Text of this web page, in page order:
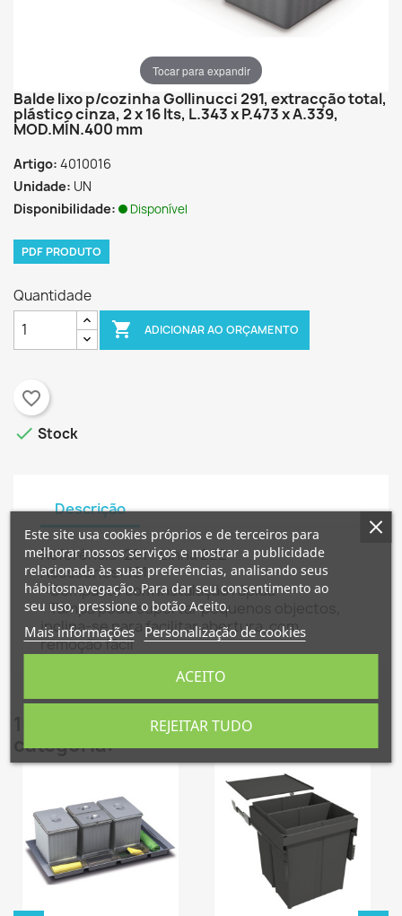
Adicionar à Lista de desejos
add_circle_outline Criar nova lista
Criar lista de desejos
Nome da lista de desejos
Criar lista de desejos
Entrar
É necessário ter sessão iniciada para guardar
produtos na sua lista de desejos.
Cancelar
Tocar para expandir
Balde lixo p/cozinha Gollinucci 291, extracção total,
plástico cinza, 2 x 16 lts, L.343 x P.473 x A.339,
MOD.MÍN.400 mm
Artigo: 4010016
Unidade: UN
Disponibilidade:
Disponível
PDF PRODUTO
Quantidade
 ADICIONAR AO ORÇAMENTO
favorite_border
 Stock
Descrição
Referência: 291 - Linha 222
Acessórios: 101
- Compacto com instalação rápida
- Tampa pode suportar pequenos objectos,
inclina-se para facilitar abertura, com
remoção fácil
16 outros produtos na mesma
categoria:
Este site usa cookies próprios e de terceiros para
melhorar nossos serviços e mostrar a publicidade
relacionada às suas preferências, analisando seus
hábitosnavegação. Para dar seu consentimento ao
seu uso, pressione o botão Aceito.
Mais informações Personalização de cookies
REJEITAR TUDO
ACEITO